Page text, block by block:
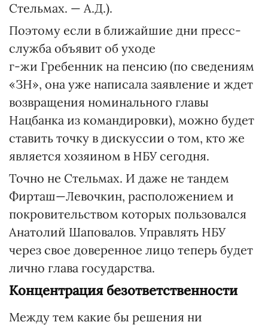
Стельмах. — А.Д.).
Поэтому если в ближайшие дни пресс-
служба объявит об уходе
г-жи Гребенник на пенсию (по сведениям
«ЗН», она уже написала заявление и ждет
возвращения номинального главы
Нацбанка из командировки), можно будет
ставить точку в дискуссии о том, кто же
является хозяином в НБУ сегодня.
Точно не Стельмах. И даже не тандем
Фирташ—Левочкин, расположением и
покровительством которых пользовался
Анатолий Шаповалов. Управлять НБУ
через свое доверенное лицо теперь будет
лично глава государства.
Концентрация безответственности
Между тем какие бы решения ни